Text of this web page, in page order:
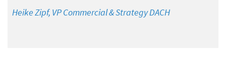
Heike Zipf, VP Commercial & Strategy DACH